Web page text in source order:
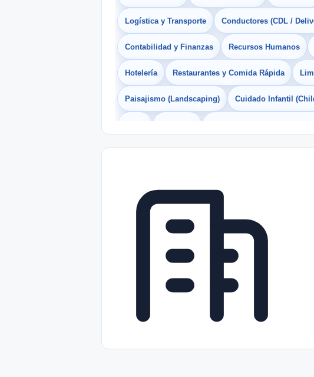
Logística y Transporte Conductores (CDL /
Contabilidad y Finanzas Recursos Humanos
Hotelería Restaurantes y Comida Rápida
Paisajismo (Landscaping) Cuidado Infantil
Freelance Prácticas (Internships) Empleos
Telecomunicaciones